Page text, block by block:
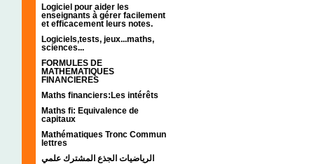
Logiciel pour aider les
enseignants à gérer facilement
et efficacement leurs notes.
Logiciels,tests, jeux...maths,
sciences...
FORMULES DE
MATHEMATIQUES
FINANCIERES
Maths financiers:Les intérêts
Maths fi: Equivalence de
capitaux
Mathématiques Tronc Commun
lettres
الرياضيات الجذع المشترك علمي